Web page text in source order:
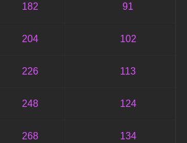
182 91
204 102
226 113
248 124
268 134